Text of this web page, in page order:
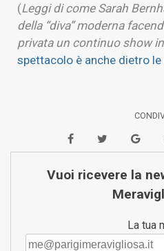
(Leggi di come Sarah
della “diva” moderna
privata un continuo show in
spettacolo è anche dietro
Vuoi ricevere la
La tua